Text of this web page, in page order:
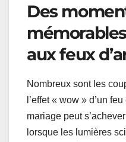
Des
aux feux
Nombreux sont les
l’effet « wow » d’un
mariage peut
lorsque les lumières